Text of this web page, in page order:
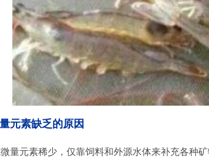
元素缺乏的原因
量元素稀少，仅靠饲料和外源水体来补充各种矿